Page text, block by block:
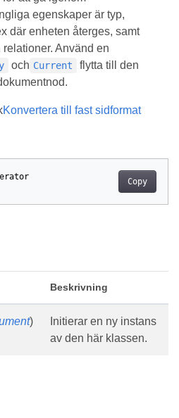
egenskaper är typ,
där enheten återges, samt
Använd en
och Current
flytta till den
Konvertera till fast sidformat
Copy
Beskrivning
)
Initierar en ny instans
av den här klassen.